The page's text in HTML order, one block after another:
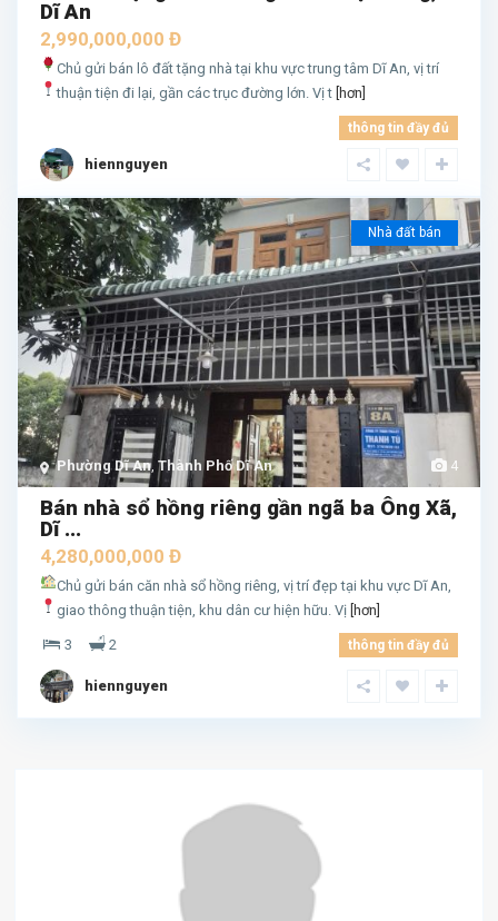
Dĩ An
2,990,000,000 Đ
Chủ gửi bán lô đất tặng nhà tại khu vực trung tâm Dĩ An, vị trí
thuận tiện đi lại, gần các trục đường lớn. Vị t [hơn]
thông tin đầy đủ
hiennguyen
4
Phường Dĩ An, Thành Phố Dĩ An
Nhà đất bán
Bán nhà sổ hồng riêng gần ngã ba Ông Xã,
Dĩ ...
4,280,000,000 Đ
Chủ gửi bán căn nhà sổ hồng riêng, vị trí đẹp tại khu vực Dĩ An,
giao thông thuận tiện, khu dân cư hiện hữu. Vị [hơn]
3 2 thông tin đầy đủ
hiennguyen